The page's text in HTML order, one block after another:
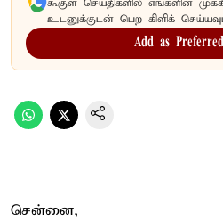
கூகுள் செய்திகளில் எங்களின்
உடனுக்குடன் பெற கிளிக்
Add as
சென்னை,